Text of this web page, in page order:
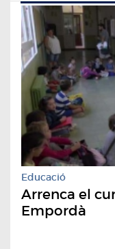
Educació
Arrenca el
Empordà